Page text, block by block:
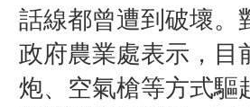
話線都曾遭到破壞。
政府農業處表示，目
炮、空氣槍等方式驅